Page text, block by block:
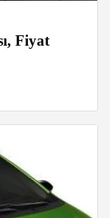
Fiyat